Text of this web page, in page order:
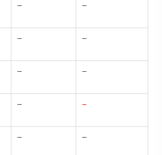
– –
– –
– –
– –
– –